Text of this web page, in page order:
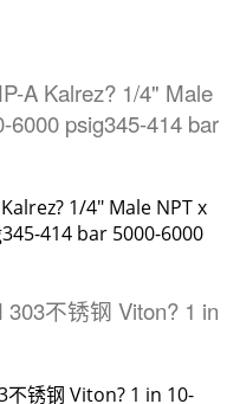
A Kalrez? 1/4" Male
6000 psig345-414 bar
1/4" Male NPT x
414 bar 5000-6000
不锈钢 Viton? 1 in
锈钢 Viton? 1 in 10-